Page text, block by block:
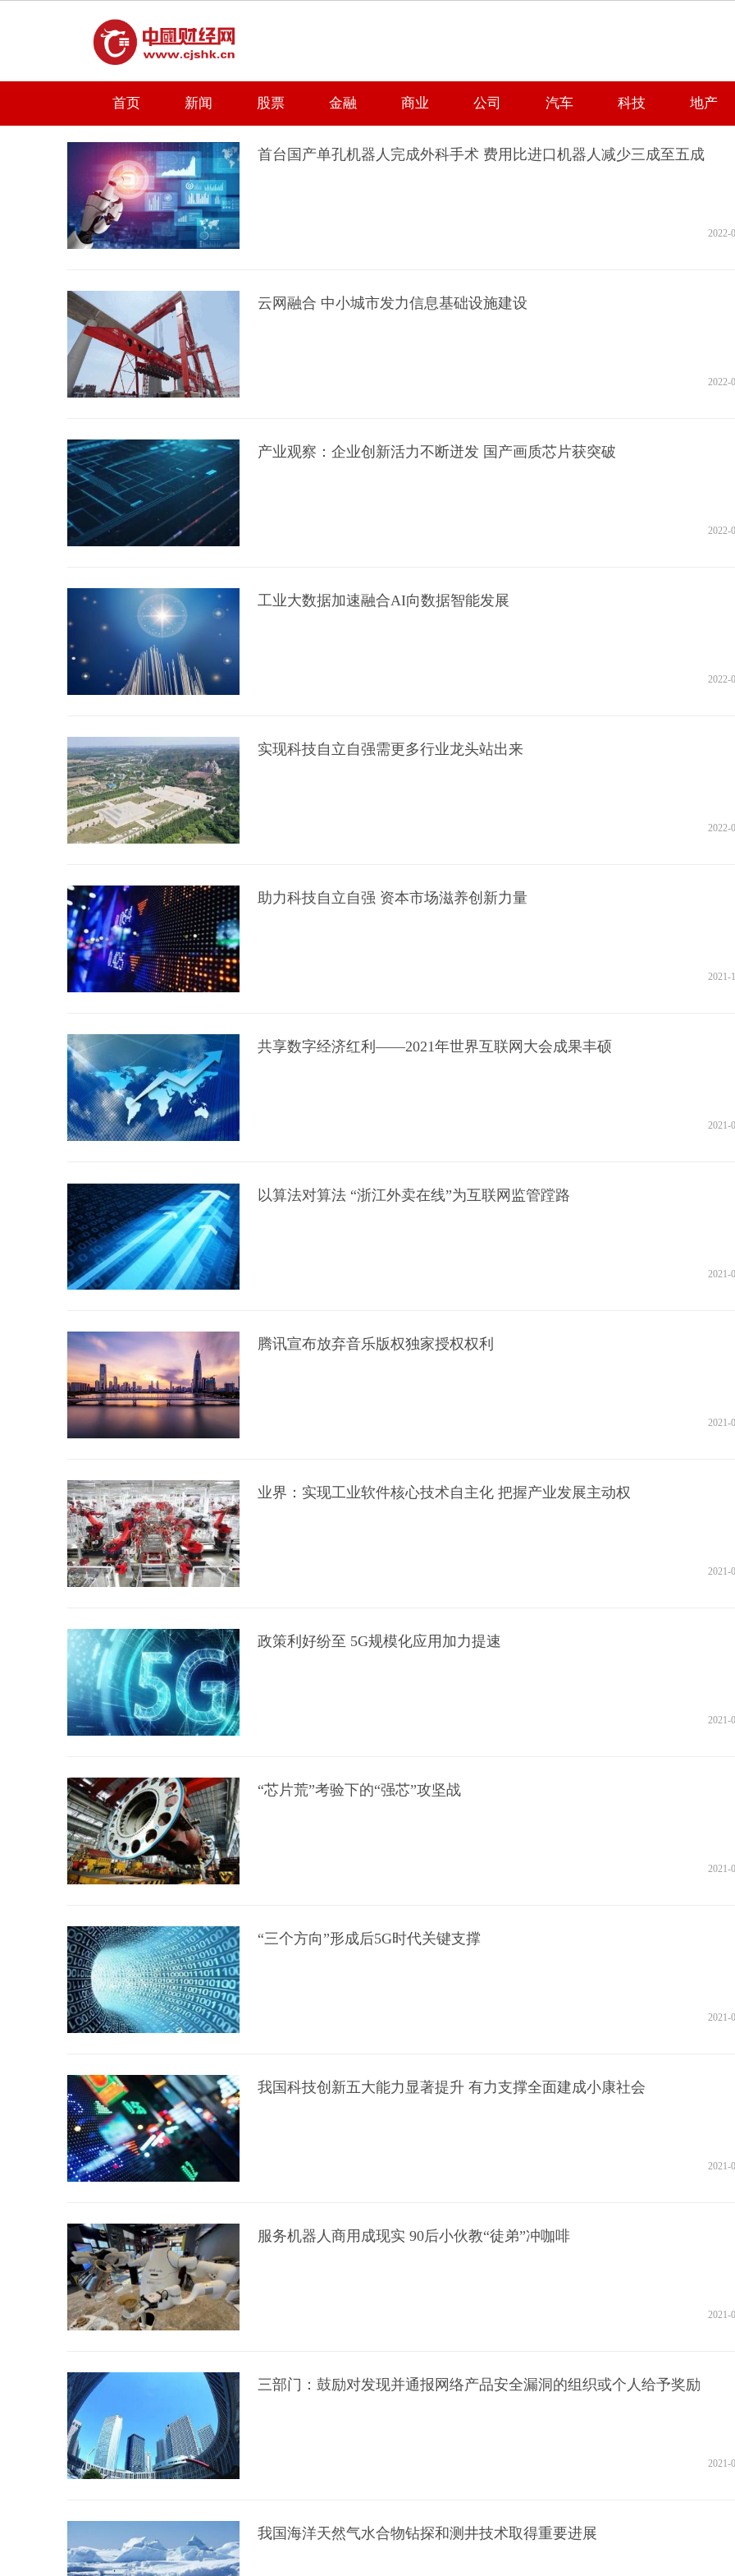
首页 新闻 股票 金融 商业 公司 汽车 科技 地产
首台国产单孔机器人完成外科手术 费用比进口机器人减少三成至五成
2022-
云网融合 中小城市发力信息基础设施建设
2022-
产业观察：企业创新活力不断迸发 国产画质芯片获突破
2022-
工业大数据加速融合AI向数据智能发展
2022-
实现科技自立自强需更多行业龙头站出来
2022-
助力科技自立自强 资本市场滋养创新力量
2021-
共享数字经济红利——2021年世界互联网大会成果丰硕
2021-
以算法对算法 “浙江外卖在线”为互联网监管蹚路
2021-
腾讯宣布放弃音乐版权独家授权权利
2021-
业界：实现工业软件核心技术自主化 把握产业发展主动权
2021-
政策利好纷至 5G规模化应用加力提速
2021-
“芯片荒”考验下的“强芯”攻坚战
2021-
“三个方向”形成后5G时代关键支撑
2021-
我国科技创新五大能力显著提升 有力支撑全面建成小康社会
2021-
服务机器人商用成现实 90后小伙教“徒弟”冲咖啡
2021-
三部门：鼓励对发现并通报网络产品安全漏洞的组织或个人给予奖励
2021-
我国海洋天然气水合物钻探和测井技术取得重要进展